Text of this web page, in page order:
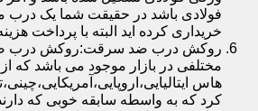
فولادی باشد در حقیقت شما یک درب
خریداری کرده اید البته با پرداخت
روکش درب ضد سرقت:روکش درب
مختلفی در بازار موجود می باشد که
هاس
کرد که به واسطه سابقه خوبی که